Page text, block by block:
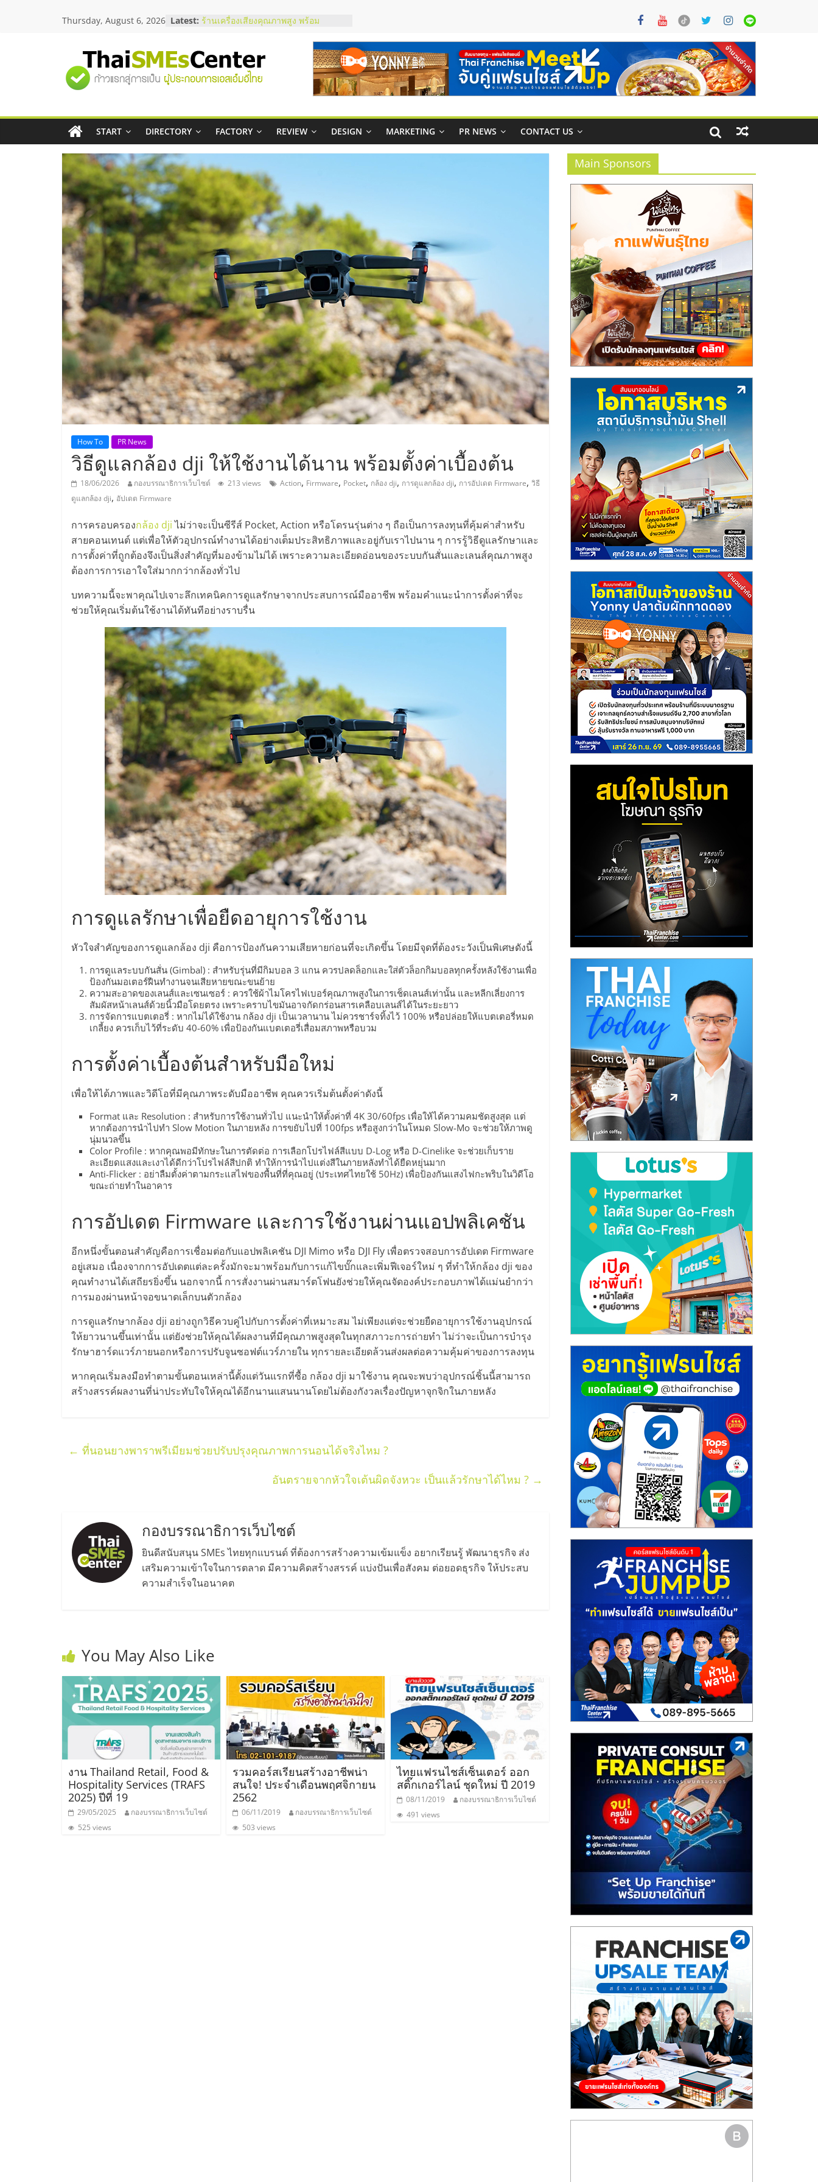
Thursday, August 6, 2026 Latest: ร้านเครื่องเสียงคุณภาพสูง พร้อม
บริษัท Cybersecurity ในไทยที่ไหนดี?
วิธีเลือกผู้ให้บริการให้คุ้มค่าและตอบ
โจทย์ธุรกิจ
อยากหาเงินทุน เพิ่มสภาพคล่องให้ธุรกิจ
บริการน้ำมัน Shell
สัมมนาลงทุน แฟรนไชส์ยอนนี่
ThaiFranchise Meet Up จับคู่แฟรน
ไชส์ ครั้งที่ 8
"ศูนย์
รวม
ข้อมูล
ธุรกิจ
SME
แห่ง
ประเทศไทย,
ThaiSMEsCenter,
รวม
ธุรกิจ
เอ
ส
เอ็
มอี
ไทย,
SMEs,
แฟ
ไชส์,
ปรึกษา
ไชส์,
รวม
แฟ
รน
ไชส์
ขาย
แฟ
รน
ไชส์
แฟ
รน
ไชส์
ขาย
หน้า
บ้าน
ลงทุน
น้อย
ทุน
ปรึกษา
การ
และ
ขยาย
สา
ขา
แฟ
รน
START DIRECTORY FACTORY REVIEW DESIGN MARKETING PR NEWS CONTACT US
How To PR News
วิธีดูแลกล้อง dji ให้ใช้งานได้นาน พร้อมตั้งค่าเบื้องต้น
18/06/2026 กองบรรณาธิการเว็บไซต์ 213 views Action, Firmware, Pocket, กล้อง dji, การดูแลกล้อง dji, การอัปเดต Firmware, วิธี
ดูแลกล้อง dji, อัปเดต Firmware
การครอบครองกล้อง djiไม่ว่าจะเป็นซีรีส์ Pocket, Action หรือโดรนรุ่นต่าง ๆ ถือเป็นการลงทุนที่คุ้มค่าสำหรับ
สายคอนเทนต์ แต่เพื่อให้ตัวอุปกรณ์ทำงานได้อย่างเต็มประสิทธิภาพและอยู่กับเราไปนาน ๆ การรู้วิธีดูแลรักษาและ
การตั้งค่าที่ถูกต้องจึงเป็นสิ่งสำคัญที่มองข้ามไม่ได้ เพราะความละเอียดอ่อนของระบบกันสั่นและเลนส์คุณภาพสูง
ต้องการการเอาใจใส่มากกว่ากล้องทั่วไป
บทความนี้จะพาคุณไปเจาะลึกเทคนิคการดูแลรักษาจากประสบการณ์มืออาชีพ พร้อมคำแนะนำการตั้งค่าที่จะ
ช่วยให้คุณเริ่มต้นใช้งานได้ทันทีอย่างราบรื่น
การดูแลรักษาเพื่อยืดอายุการใช้งาน
หัวใจสำคัญของการดูแลกล้อง dji คือการป้องกันความเสียหายก่อนที่จะเกิดขึ้น โดยมีจุดที่ต้องระวังเป็นพิเศษดังนี้
การดูแลระบบกันสั่น (Gimbal) : สำหรับรุ่นที่มีกิมบอล 3 แกน ควรปลดล็อกและใส่ตัวล็อกกิมบอลทุกครั้งหลังใช้งานเพื่อ
ป้องกันมอเตอร์ฝืนทำงานจนเสียหายขณะขนย้าย
ความสะอาดของเลนส์และเซนเซอร์ : ควรใช้ผ้าไมโครไฟเบอร์คุณภาพสูงในการเช็ดเลนส์เท่านั้น และหลีกเลี่ยงการ
สัมผัสหน้าเลนส์ด้วยนิ้วมือโดยตรง เพราะคราบไขมันอาจกัดกร่อนสารเคลือบเลนส์ได้ในระยะยาว
การจัดการแบตเตอรี่ : หากไม่ได้ใช้งาน กล้อง dji เป็นเวลานาน ไม่ควรชาร์จทิ้งไว้ 100% หรือปล่อยให้แบตเตอรี่หมด
เกลี้ยง ควรเก็บไว้ที่ระดับ 40-60% เพื่อป้องกันแบตเตอรี่เสื่อมสภาพหรือบวม
การตั้งค่าเบื้องต้นสำหรับมือใหม่
เพื่อให้ได้ภาพและวิดีโอที่มีคุณภาพระดับมืออาชีพ คุณควรเริ่มต้นตั้งค่าดังนี้
Format และ Resolution : สำหรับการใช้งานทั่วไป แนะนำให้ตั้งค่าที่ 4K 30/60fps เพื่อให้ได้ความคมชัดสูงสุด แต่
หากต้องการนำไปทำ Slow Motion ในภายหลัง การขยับไปที่ 100fps หรือสูงกว่าในโหมด Slow-Mo จะช่วยให้ภาพดู
นุ่มนวลขึ้น
Color Profile : หากคุณพอมีทักษะในการตัดต่อ การเลือกโปรไฟล์สีแบบ D-Log หรือ D-Cinelike จะช่วยเก็บราย
ละเอียดแสงและเงาได้ดีกว่าโปรไฟล์สีปกติ ทำให้การนำไปแต่งสีในภายหลังทำได้ยืดหยุ่นมาก
Anti-Flicker : อย่าลืมตั้งค่าตามกระแสไฟของพื้นที่ที่คุณอยู่ (ประเทศไทยใช้ 50Hz) เพื่อป้องกันแสงไฟกะพริบในวิดีโอ
ขณะถ่ายทำในอาคาร
การอัปเดต Firmware และการใช้งานผ่านแอปพลิเคชัน
อีกหนึ่งขั้นตอนสำคัญคือการเชื่อมต่อกับแอปพลิเคชัน DJI Mimo หรือ DJI Fly เพื่อตรวจสอบการอัปเดต Firmware
อยู่เสมอ เนื่องจากการอัปเดตแต่ละครั้งมักจะมาพร้อมกับการแก้ไขบั๊กและเพิ่มฟีเจอร์ใหม่ ๆ ที่ทำให้กล้อง dji ของ
คุณทำงานได้เสถียรยิ่งขึ้น นอกจากนี้ การสั่งงานผ่านสมาร์ตโฟนยังช่วยให้คุณจัดองค์ประกอบภาพได้แม่นยำกว่า
การมองผ่านหน้าจอขนาดเล็กบนตัวกล้อง
การดูแลรักษากล้อง dji อย่างถูกวิธีควบคู่ไปกับการตั้งค่าที่เหมาะสม ไม่เพียงแต่จะช่วยยืดอายุการใช้งานอุปกรณ์
ให้ยาวนานขึ้นเท่านั้น แต่ยังช่วยให้คุณได้ผลงานที่มีคุณภาพสูงสุดในทุกสภาวะการถ่ายทำ ไม่ว่าจะเป็นการบำรุง
รักษาฮาร์ดแวร์ภายนอกหรือการปรับจูนซอฟต์แวร์ภายใน ทุกรายละเอียดล้วนส่งผลต่อความคุ้มค่าของการลงทุน
หากคุณเริ่มลงมือทำตามขั้นตอนเหล่านี้ตั้งแต่วันแรกที่ซื้อ กล้อง dji มาใช้งาน คุณจะพบว่าอุปกรณ์ชิ้นนี้สามารถ
สร้างสรรค์ผลงานที่น่าประทับใจให้คุณได้อีกนานแสนนานโดยไม่ต้องกังวลเรื่องปัญหาจุกจิกในภายหลัง
← ที่นอนยางพาราพรีเมียมช่วยปรับปรุงคุณภาพการนอนได้จริงไหม ?
อันตรายจากหัวใจเต้นผิดจังหวะ เป็นแล้วรักษาได้ไหม ? →
กองบรรณาธิการเว็บไซต์
ยินดีสนับสนุน SMEs ไทยทุกแบรนด์ ที่ต้องการสร้างความเข้มแข็ง อยากเรียนรู้ พัฒนาธุรกิจ ส่ง
เสริมความเข้าใจในการตลาด มีความคิดสร้างสรรค์ แบ่งปันเพื่อสังคม ต่อยอดธุรกิจ ให้ประสบ
ความสำเร็จในอนาคต
You May Also Like
งาน Thailand Retail, Food &
Hospitality Services (TRAFS
2025) ปีที่ 19
29/05/2025
กองบรรณาธิการเว็บไซต์
525 views
รวมคอร์สเรียนสร้างอาชีพน่า
สนใจ! ประจำเดือนพฤศจิกายน
2562
06/11/2019
กองบรรณาธิการเว็บไซต์
503 views
ไทยแฟรนไชส์เซ็นเตอร์ ออก
สติ๊กเกอร์ไลน์ ชุดใหม่ ปี 2019
08/11/2019
กองบรรณาธิการเว็บไซต์
491 views
Main Sponsors